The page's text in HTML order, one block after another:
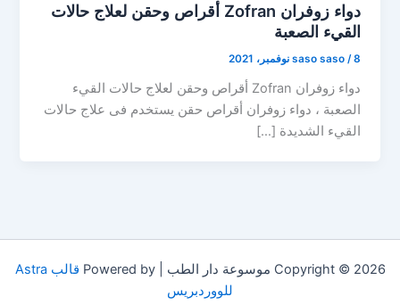
دواء زوفران Zofran أقراص وحقن لعلاج حالات
القيء الصعبة
saso saso /8 نوفمبر، 2021
دواء زوفران Zofran أقراص وحقن لعلاج حالات القيء
الصعبة ، دواء زوفران أقراص حقن يستخدم فى علاج حالات
القيء الشديدة […]
Copyright © 2026 موسوعة دار الطب | Powered by
قالب Astra
للووردبريس